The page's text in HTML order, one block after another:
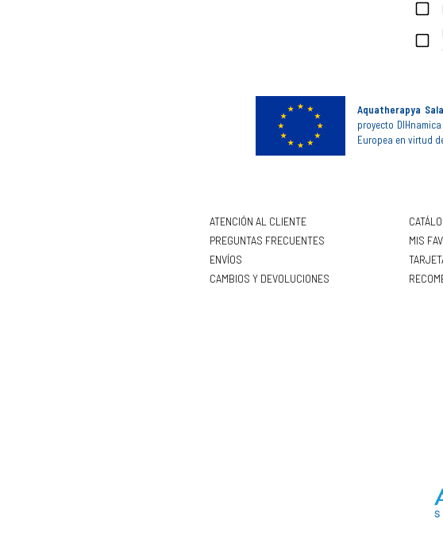
Aquatherapya
proyecto
Europea en virtud
ATENCIÓN AL CLIENTE
PREGUNTAS FRECUENTES
ENVÍOS
CAMBIOS Y DEVOLUCIONES
MIS